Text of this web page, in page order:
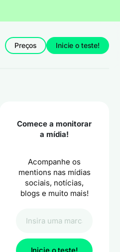
Preços Inicie o teste!
Comece a monitorar
a mídia!
Acompanhe os
mentions nas mídias
sociais, notícias,
blogs e muito mais!